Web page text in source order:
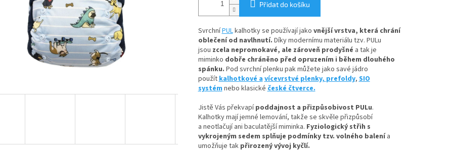
Přidat do košíku
SvrchníPULkalhotky se používají jako vnější vrstva, která chrání
oblečení od navlhnutí. Díkymodernímu materiálu tzv. PULu
jsou zcela nepromokavé, ale zároveň prodyšné a tak je
miminko dobře chráněno před opruzením i během dlouhého
spánku. Pod svrchní plenku pak můžete jako savé jádro
použítkalhotkové avícevrstvé plenky,prefoldy,SIO
systémnebo klasickéčeské čtverce.
Jistě Vás překvapípoddajnost a přizpůsobivost PULu.
Kalhotky mají jemné lemování, takže se skvěle přizpůsobí
a neotlačují ani baculatější miminka. Fyziologický střih s
vykrojeným sedem splňuje podmínky tzv. volného balenía
umožňuje tak přirozený vývoj kyčlí.